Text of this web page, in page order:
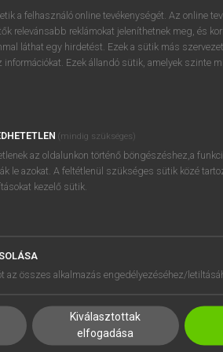
próbaverziójának
regisztrálok és
SÚGÓ
RÓLUNK
SÜTI BEÁLLÍTÁSOK
a felhasználó online tevékenységét. Az online
relevánsabb reklámokat jeleníthetnek meg, és
láthat egy hirdetést. Ezek a sütik más
információkat. Ezek állandó sütik, amelyek szinte
(mindig szükséges)
az oldalunkon történő böngészéshez,a
le azokat. A feltétlenül szükséges sütik közé
kezelő sütik.
az összes alkalmazás engedélyezéséhez/
Kiválasztottak
elfogadása